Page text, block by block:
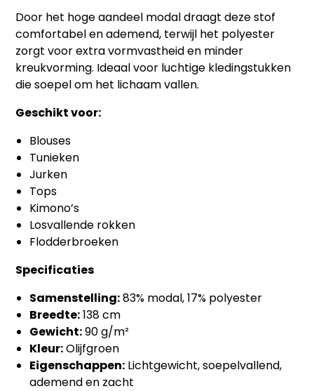
Door het hoge aandeel modal draagt deze stof
comfortabel en ademend, terwijl het polyester
zorgt voor extra vormvastheid en minder
kreukvorming. Ideaal voor luchtige kledingstukken
die soepel om het lichaam vallen.
Geschikt voor:
Blouses
Tunieken
Jurken
Tops
Kimono’s
Losvallende rokken
Flodderbroeken
Specificaties
Samenstelling:83% modal, 17% polyester
Breedte:138 cm
Gewicht:90 g/m²
Kleur:Olijfgroen
Eigenschappen: Lichtgewicht, soepelvallend,
ademend en zacht